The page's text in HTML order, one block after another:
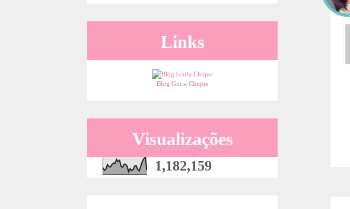
:
Links
Blog Guria Chique
Visualizações
1,182,159